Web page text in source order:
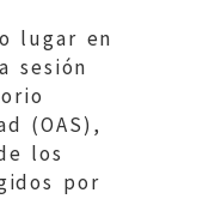
lugar en
sesión
(OAS),
los
por